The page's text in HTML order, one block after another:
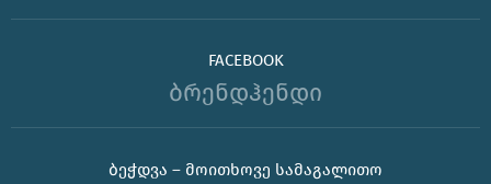
FACEBOOK
ბრენდჰენდი
ᲑᲔᲭᲓᲕᲐ – ᲛᲝᲘᲗᲮᲝᲕᲔ ᲡᲐᲛᲐᲒᲐᲚᲘᲗᲝ